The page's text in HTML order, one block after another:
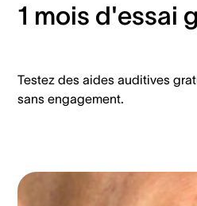
1 mois d'essai
Testez des aides auditives
sans engagement.